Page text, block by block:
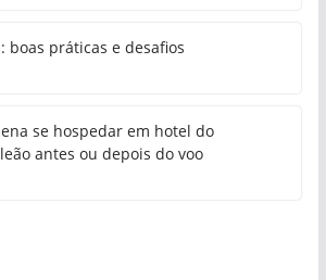
boas práticas e desafios
se hospedar em hotel do
antes ou depois do voo